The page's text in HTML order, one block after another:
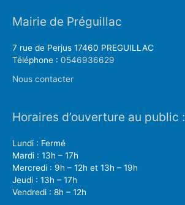
Mairie de Préguillac
7 rue de Perjus 17460 PREGUILLAC
Téléphone : 0546936629
Nous contacter
Horaires d’ouverture au public :
Lundi : Fermé
Mardi : 13h – 17h
Mercredi : 9h – 12h et 13h – 19h
Jeudi : 13h – 17h
Vendredi : 8h – 12h